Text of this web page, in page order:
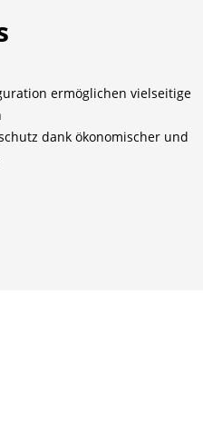
ermöglichen vielseitige
dank ökonomischer und